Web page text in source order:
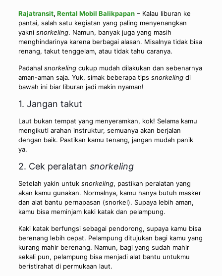
Rajatransit, Rental Mobil Balikpapan– Kalau liburan ke
pantai, salah satu kegiatan yang paling menyenangkan
yakni snorkeling. Namun, banyak juga yang masih
menghindarinya karena berbagai alasan. Misalnya tidak bisa
renang, takut tenggelam, atau tidak tahu caranya.
Padahal snorkeling cukup mudah dilakukan dan sebenarnya
aman-aman saja. Yuk, simak beberapa tips snorkeling di
bawah ini biar liburan jadi makin nyaman!
1. Jangan takut
Laut bukan tempat yang menyeramkan, kok! Selama kamu
mengikuti arahan instruktur, semuanya akan berjalan
dengan baik. Pastikan kamu tenang, jangan mudah panik
ya.
2. Cek peralatan snorkeling
Setelah yakin untuk snorkeling, pastikan peralatan yang
akan kamu gunakan. Normalnya, kamu hanya butuh masker
dan alat bantu pernapasan (snorkel). Supaya lebih aman,
kamu bisa meminjam kaki katak dan pelampung.
Kaki katak berfungsi sebagai pendorong, supaya kamu bisa
berenang lebih cepat. Pelampung ditujukan bagi kamu yang
kurang mahir berenang. Namun, bagi yang sudah mahir
sekali pun, pelampung bisa menjadi alat bantu untukmu
beristirahat di permukaan laut.